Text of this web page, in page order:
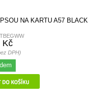
NA KARTU A57 BLACK
Kč
DPH)